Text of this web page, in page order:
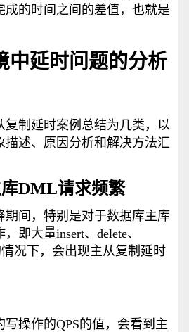
成的时间之间的差值，也就是
中延时问题的分析
复制延时案例总结为几类，以
描述、原因分析和解决方法汇
DML请求频繁
期间，特别是对于数据库主库
即大量insert、delete、
况下，会出现主从复制延时
操作的QPS的值，会看到主